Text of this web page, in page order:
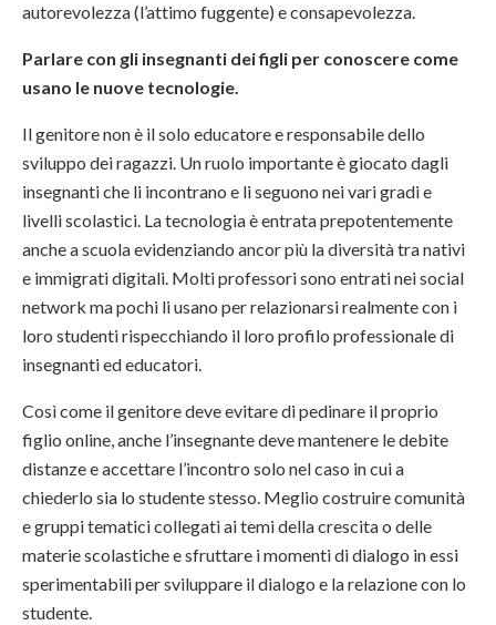
autorevolezza (l’attimo fuggente) e consapevolezza.
Parlare con gli insegnanti dei figli per conoscere come
usano le nuove tecnologie.
Il genitore non è il solo educatore e responsabile dello
sviluppo dei ragazzi. Un ruolo importante è giocato dagli
insegnanti che li incontrano e li seguono nei vari gradi e
livelli scolastici. La tecnologia è entrata prepotentemente
anche a scuola evidenziando ancor più la diversità tra nativi
e immigrati digitali. Molti professori sono entrati nei social
network ma pochi li usano per relazionarsi realmente con i
loro studenti rispecchiando il loro profilo professionale di
insegnanti ed educatori.
Così come il genitore deve evitare di pedinare il proprio
figlio online, anche l’insegnante deve mantenere le debite
distanze e accettare l’incontro solo nel caso in cui a
chiederlo sia lo studente stesso. Meglio costruire comunità
e gruppi tematici collegati ai temi della crescita o delle
materie scolastiche e sfruttare i momenti di dialogo in essi
sperimentabili per sviluppare il dialogo e la relazione con lo
studente.